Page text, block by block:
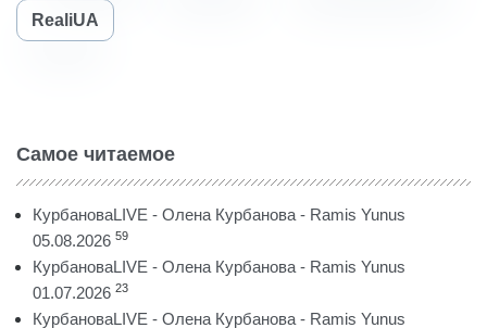
RealiUA
Самое читаемое
КурбановаLIVE - Олена Курбанова - Ramis Yunus
05.08.2026 59
КурбановаLIVE - Олена Курбанова - Ramis Yunus
01.07.2026 23
КурбановаLIVE - Олена Курбанова - Ramis Yunus